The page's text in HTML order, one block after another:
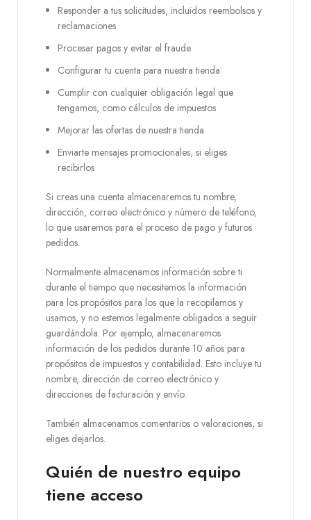
Responder a tus solicitudes, incluidos reembolsos y
reclamaciones
Procesar pagos y evitar el fraude
Configurar tu cuenta para nuestra tienda
Cumplir con cualquier obligación legal que
tengamos, como cálculos de impuestos
Mejorar las ofertas de nuestra tienda
Enviarte mensajes promocionales, si eliges
recibirlos
Si creas una cuenta almacenaremos tu nombre,
dirección, correo electrónico y número de teléfono,
lo que usaremos para el proceso de pago y futuros
pedidos.
Normalmente almacenamos información sobre ti
durante el tiempo que necesitemos la información
para los propósitos para los que la recopilamos y
usamos, y no estemos legalmente obligados a seguir
guardándola. Por ejemplo, almacenaremos
información de los pedidos durante 10 años para
propósitos de impuestos y contabilidad. Esto incluye tu
nombre, dirección de correo electrónico y
direcciones de facturación y envío.
También almacenamos comentarios o valoraciones, si
eliges dejarlos.
Quién de nuestro equipo
tiene acceso